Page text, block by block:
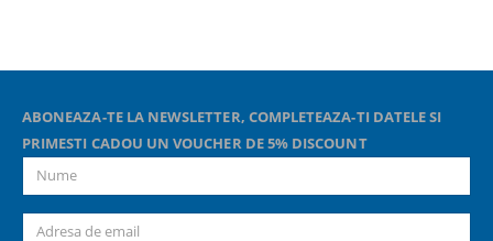
ABONEAZA-TE LA NEWSLETTER, COMPLETEAZA-TI DATELE SI
PRIMESTI CADOU UN VOUCHER DE 5% DISCOUNT